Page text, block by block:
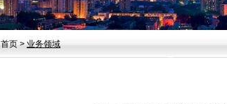
首页 > 业务领域